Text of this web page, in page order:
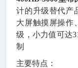
计的升级替代产
大屏触摸屏操作
级，小力值可达
制
主要特点：